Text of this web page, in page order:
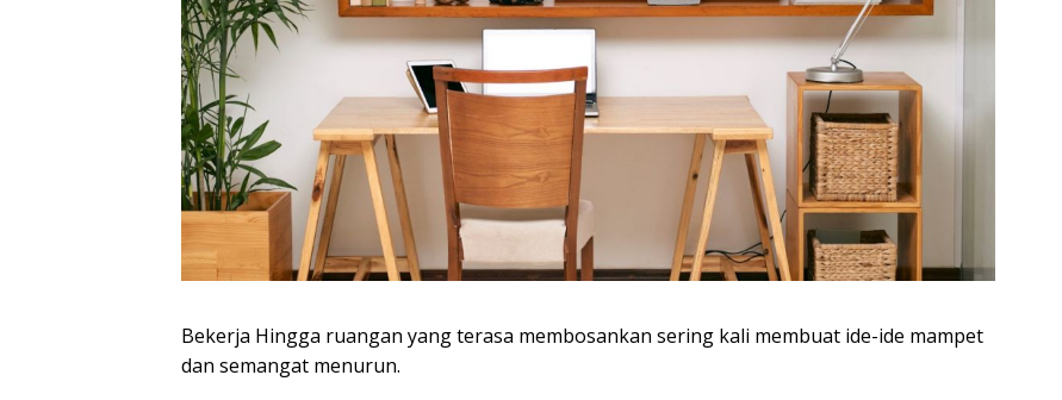
Bekerja Hingga ruangan yang terasa membosankan sering kali membuat ide-ide mampet
dan semangat menurun.